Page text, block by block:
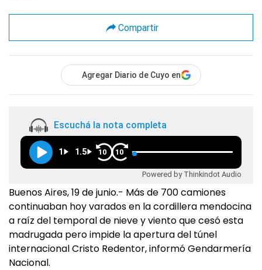
Compartir
Agregar Diario de Cuyo en
Escuchá la nota completa
1 1.5 10 10
Powered by Thinkindot Audio
Buenos Aires, 19 de junio.- Más de 700 camiones
continuaban hoy varados en la cordillera mendocina
a raíz del temporal de nieve y viento que cesó esta
madrugada pero impide la apertura del túnel
internacional Cristo Redentor, informó Gendarmería
Nacional.